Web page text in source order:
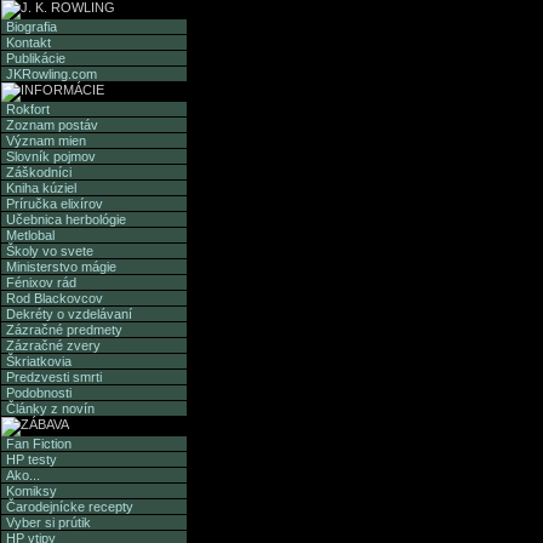
Biografia
Kontakt
Publikácie
JKRowling.com
Rokfort
Zoznam postáv
Význam mien
Slovník pojmov
Záškodníci
Kniha kúziel
Príručka elixírov
Učebnica herbológie
Metlobal
Školy vo svete
Ministerstvo mágie
Fénixov rád
Rod Blackovcov
Dekréty o vzdelávaní
Zázračné predmety
Zázračné zvery
Škriatkovia
Predzvesti smrti
Podobnosti
Články z novín
Fan Fiction
HP testy
Ako...
Komiksy
Čarodejnícke recepty
Vyber si prútik
HP vtipy